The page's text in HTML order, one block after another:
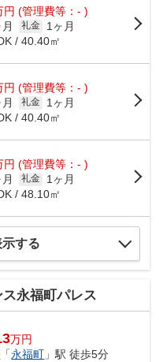
円 (管理費等：- )
礼金
1ヶ月
/ 40.40㎡
円 (管理費等：- )
礼金
1ヶ月
/ 40.40㎡
円 (管理費等：- )
礼金
1ヶ月
/ 48.10㎡
する
永福町パレス
万円
「永福町 」駅 徒歩5分